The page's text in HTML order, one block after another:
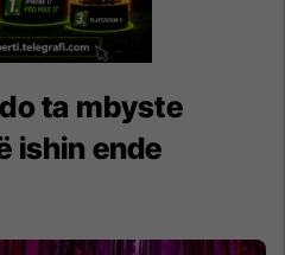
ta mbyste
ishin ende